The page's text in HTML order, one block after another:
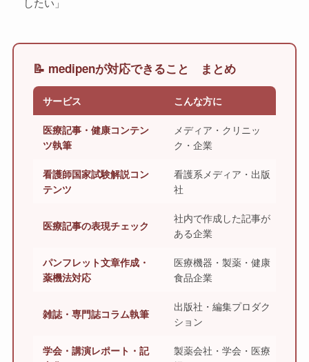
📝 medipenが対応できること まとめ
サービス こんな方に
医療記事・健康コンテン
ツ執筆
メディア・クリニッ
ク・企業
看護師国家試験解説コン
テンツ
看護系メディア・出版
社
医療記事の表現チェック
社内で作成した記事が
ある企業
パンフレット文章作成・
薬機法対応
医療機器・製薬・健康
食品企業
雑誌・専門誌コラム執筆
出版社・編集プロダク
ション
学会・講演レポート・記
製薬会社・学会・医療